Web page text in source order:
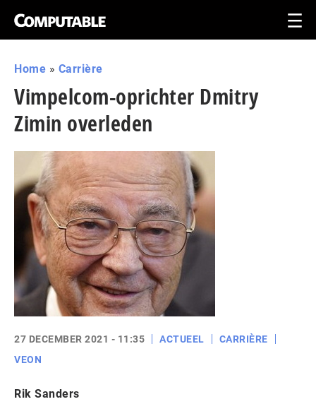
Home » Carrière
Vimpelcom-oprichter Dmitry
Zimin overleden
27 DECEMBER 2021 - 11:35 ACTUEEL
CARRIÈRE
VEON
Rik Sanders